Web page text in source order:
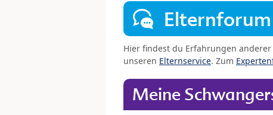
Elternforum
Hier findest du Erfahrungen
unseren Elternservice. Zum
Meine